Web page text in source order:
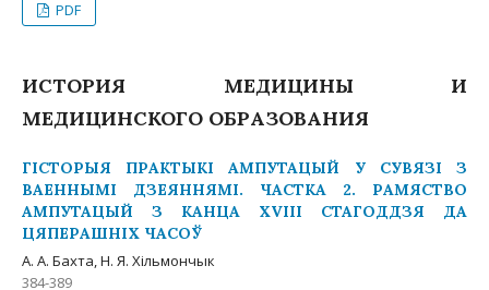
PDF
ИСТОРИЯ МЕДИЦИНЫ И
МЕДИЦИНСКОГО ОБРАЗОВАНИЯ
ГІСТОРЫЯ ПРАКТЫКІ АМПУТАЦЫЙ У СУВЯЗІ З
ВАЕННЫМІ ДЗЕЯННЯМІ. ЧАСТКА 2. РАМЯСТВО
АМПУТАЦЫЙ З КАНЦА XVIII СТАГОДДЗЯ ДА
ЦЯПЕРАШНІХ ЧАСОЎ
А. А. Бахта, Н. Я. Хільмончык
384-389